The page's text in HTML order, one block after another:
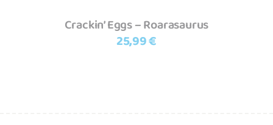
Crackin’ Eggs – Roarasaurus
25,99€